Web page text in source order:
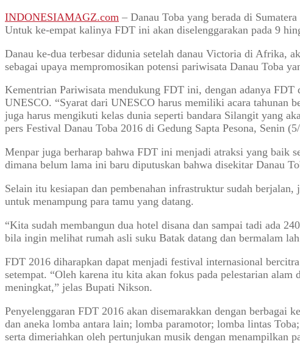
INDONESIAMAGZ.com – Danau Toba yang berada di
Untuk ke-empat kalinya FDT ini akan diselenggarakan pada 9
Danau ke-dua terbesar didunia setelah danau Victoria di Afrika,
sebagai upaya mempromosikan potensi pariwisata Danau Toba
Kementrian Pariwisata mendukung FDT ini, dengan adanya FDT
UNESCO. “Syarat dari UNESCO harus memiliki acara tahunan
juga harus mengikuti kelas dunia seperti bandara Silangit yang
pers Festival Danau Toba 2016 di Gedung Sapta Pesona, Senin
Menpar juga berharap bahwa FDT ini menjadi atraksi yang baik
dimana belum lama ini baru diputuskan bahwa disekitar Danau
Selain itu kesiapan dan pembenahan infrastruktur sudah
untuk menampung para tamu yang datang.
“Kita sudah membangun dua hotel disana dan sampai tadi ada
bila ingin melihat rumah asli suku Batak datang dan bermalam
FDT 2016 diharapkan dapat menjadi festival internasional
setempat. “Oleh karena itu kita akan fokus pada pelestarian alam
meningkat,” jelas Bupati Nikson.
Penyelenggaran FDT 2016 akan disemarakkan dengan berbagai
dan aneka lomba antara lain; lomba paramotor; lomba lintas
serta dimeriahkan oleh pertunjukan musik dengan menampilkan